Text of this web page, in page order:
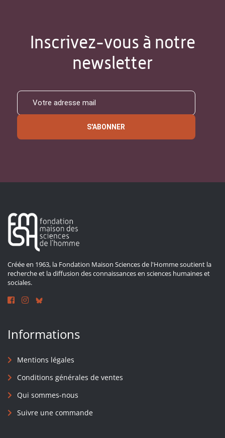
Inscrivez-vous à notre
newsletter
S'ABONNER
Créée en 1963, la Fondation Maison Sciences de l'Homme soutient la
recherche et la diffusion des connaissances en sciences humaines et
sociales.
Informations
Mentions légales
Conditions générales de ventes
Qui sommes-nous
Suivre une commande